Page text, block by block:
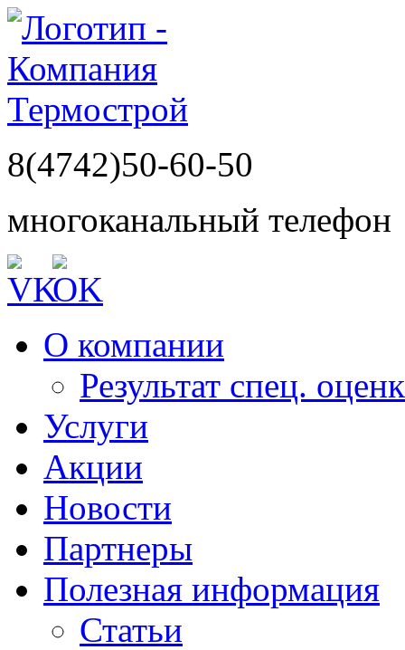
8(4742)50-60-50
многоканальный телефон
О компании
Результат спец.
Услуги
Акции
Новости
Партнеры
Полезная информация
Статьи